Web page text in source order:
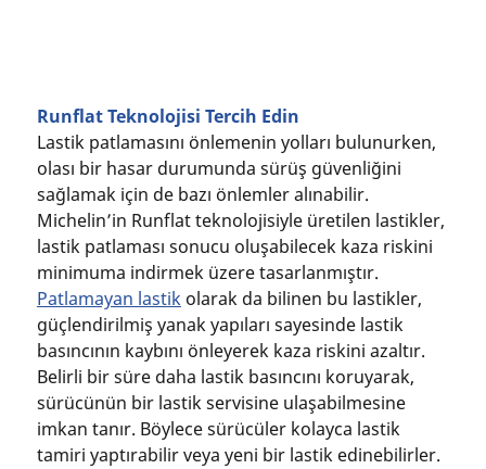
Runflat Teknolojisi Tercih Edin
Lastik patlamasını önlemenin yolları bulunurken,
olası bir hasar durumunda sürüş güvenliğini
sağlamak için de bazı önlemler alınabilir.
Michelin’in Runflat teknolojisiyle üretilen lastikler,
lastik patlaması sonucu oluşabilecek kaza riskini
minimuma indirmek üzere tasarlanmıştır.
Patlamayan lastikolarak da bilinen bu lastikler,
güçlendirilmiş yanak yapıları sayesinde lastik
basıncının kaybını önleyerek kaza riskini azaltır.
Belirli bir süre daha lastik basıncını koruyarak,
sürücünün bir lastik servisine ulaşabilmesine
imkan tanır. Böylece sürücüler kolayca lastik
tamiri yaptırabilir veya yeni bir lastik edinebilirler.